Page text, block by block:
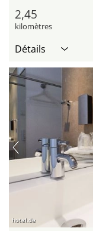
2,45
kilomètres
Détails
hotel.de